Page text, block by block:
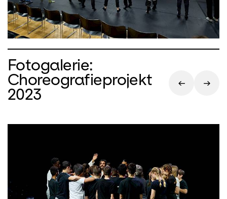
Fotogalerie:
Choreografieprojekt
2023